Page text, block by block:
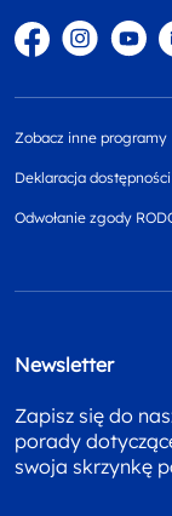
Facebook
Zobacz inne programy
Deklaracja dostępności
Odwołanie zgody
Newsletter
Zapisz się do
porady
swoja skrzynkę